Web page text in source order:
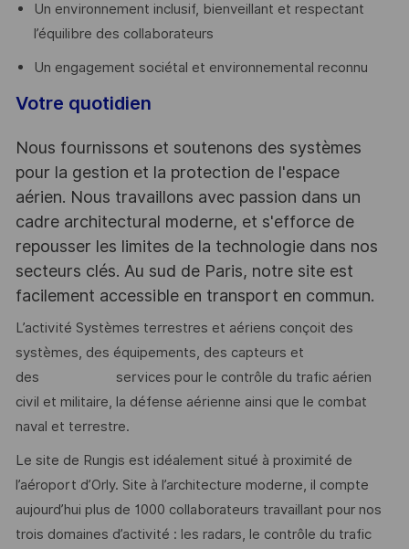
Un environnement inclusif, bienveillant et respectant
l’équilibre des collaborateurs
Un engagement sociétal et environnemental reconnu
Votre quotidien
Nous fournissons et soutenons des systèmes
pour la gestion et la protection de l'espace
aérien. Nous travaillons avec passion dans un
cadre architectural moderne, et s'efforce de
repousser les limites de la technologie dans nos
secteurs clés. Au sud de Paris, notre site est
facilement accessible en transport en commun.
L’activité Systèmes terrestres et aériens conçoit des
systèmes, des équipements, des capteurs et
des services pour le contrôle du trafic aérien
civil et militaire, la défense aérienne ainsi que le combat
naval et terrestre.
Le site de Rungis est idéalement situé à proximité de
l’aéroport d’Orly. Site à l’architecture moderne, il compte
aujourd’hui plus de 1000 collaborateurs travaillant pour nos
trois domaines d’activité : les radars, le contrôle du trafic